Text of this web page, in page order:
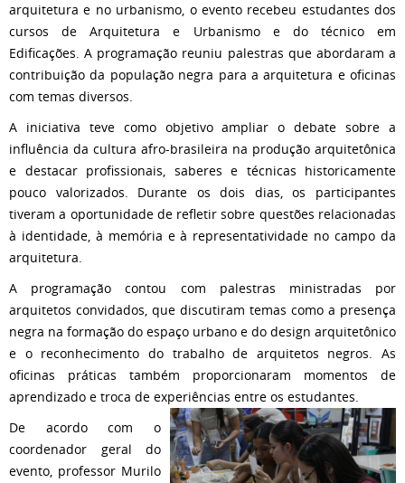
arquitetura e no urbanismo, o evento recebeu estudantes dos
cursos de Arquitetura e Urbanismo e do técnico em
Edificações. A programação reuniu palestras que abordaram a
contribuição da população negra para a arquitetura e oficinas
com temas diversos.
A iniciativa teve como objetivo ampliar o debate sobre a
influência da cultura afro-brasileira na produção arquitetônica
e destacar profissionais, saberes e técnicas historicamente
pouco valorizados. Durante os dois dias, os participantes
tiveram a oportunidade de refletir sobre questões relacionadas
à identidade, à memória e à representatividade no campo da
arquitetura.
A programação contou com palestras ministradas por
arquitetos convidados, que discutiram temas como a presença
negra na formação do espaço urbano e do design arquitetônico
e o reconhecimento do trabalho de arquitetos negros. As
oficinas práticas também proporcionaram momentos de
aprendizado e troca de experiências entre os estudantes.
De acordo com o
coordenador geral do
evento, professor Murilo